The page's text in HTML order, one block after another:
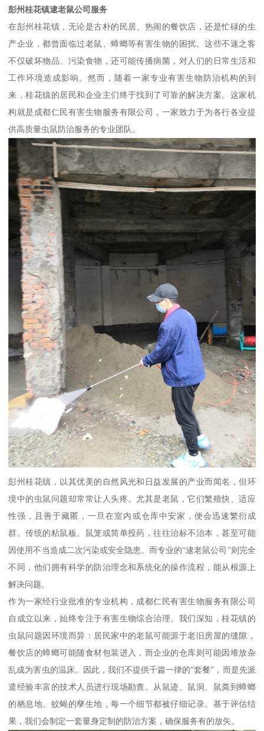
彭州桂花镇逮老鼠公司服务
在彭州桂花镇，无论是古朴的民居、热闹的餐饮店，还是忙碌的生
产企业，都曾面临过老鼠、蟑螂等有害生物的困扰。这些不速之客
不仅破坏物品、污染食物，还可能传播病菌，对人们的日常生活和
工作环境造成影响。然而，随着一家专业有害生物防治机构的到
来，桂花镇的居民和企业主们终于找到了可靠的解决方案。这家机
构就是成都仁民有害生物服务有限公司，一家致力于为各行各业提
供高质量虫鼠防治服务的专业团队。
彭州桂花镇，以其优美的自然风光和日益发展的产业而闻名，但环
境中的虫鼠问题却常常让人头疼。尤其是老鼠，它们繁殖快、适应
性强，且善于藏匿，一旦在室内或仓库中安家，便会迅速繁衍成
群。传统的粘鼠板、鼠笼或简单投药，往往治标不治本，甚至可能
因使用不当造成二次污染或安全隐患。而专业的“逮老鼠公司”则完全
不同，他们拥有科学的防治理念和系统化的操作流程，能从根源上
解决问题。
作为一家经行业批准的专业机构，成都仁民有害生物服务有限公司
自成立以来，始终专注于有害生物综合治理。我们深知，桂花镇的
虫鼠问题因环境而异：居民家中的老鼠可能源于老旧房屋的缝隙，
餐饮店的蟑螂可能随食材包装进入，而企业的仓库则可能因堆放杂
乱成为害虫的温床。因此，我们不提供千篇一律的“套餐”，而是先派
遣经验丰富的技术人员进行现场勘查。从鼠迹、鼠洞、鼠粪到蟑螂
的栖息地、蚊蝇的孳生地，每一个细节都被仔细记录。基于评估结
果，我们会制定一套量身定制的防治方案，确保服务有的放矢。